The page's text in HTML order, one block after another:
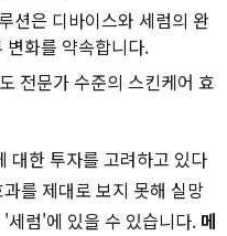
션은 디바이스와 세럼의 완
변화를 약속합니다.
전문가 수준의 스킨케어 효
대한 투자를 고려하고 있다
를 제대로 보지 못해 실망
세럼'에 있을 수 있습니다. 메